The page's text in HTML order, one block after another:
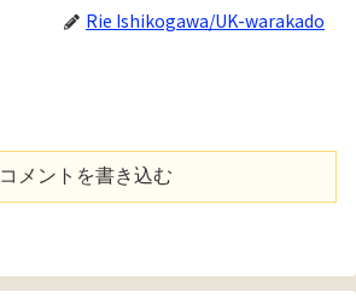
Rie Ishikogawa/UK-warakado
コメントを書き込む